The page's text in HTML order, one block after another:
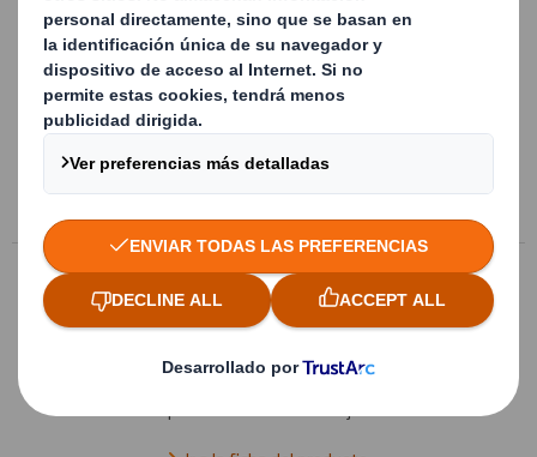
Embalaje mixto de cartón y madera
Embalajes mixtos para productos
voluminosos o pesados, personalizable
según las necesidades del cliente:
Ir a la ficha del producto
Cajas logísticas de plástico
Bandejas y cajas de manutención
diseñadas a medida, para el transporte,
almacenamiento y abastecimiento de